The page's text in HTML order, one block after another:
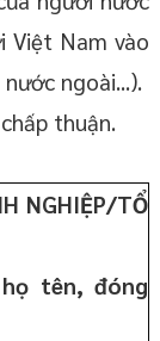
Việt Nam vào
ngoài...).
thuận.
NGHIỆP/TỔ
tên, đóng